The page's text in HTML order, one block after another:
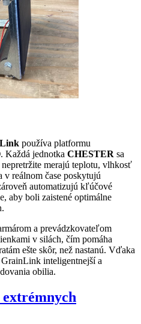
používa platformu
. Každá jednotka CHESTER sa
merajú teplotu, vlhkosť
reálnom čase poskytujú
automatizujú kľúčové
aby boli zaistené optimálne
a prevádzkovateľom
v silách, čím pomáha
ešte skôr, než nastanú. Vďaka
inteligentnejší a
obilia.